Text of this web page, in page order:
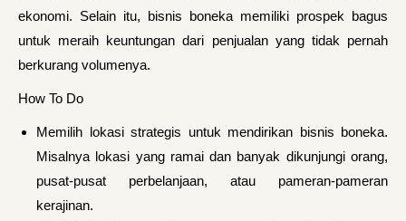
ekonomi. Selain itu, bisnis boneka memiliki prospek bagus
untuk meraih keuntungan dari penjualan yang tidak pernah
berkurang volumenya.
How To Do
Memilih lokasi strategis untuk mendirikan bisnis boneka.
Misalnya lokasi yang ramai dan banyak dikunjungi orang,
pusat-pusat perbelanjaan, atau pameran-pameran
kerajinan.